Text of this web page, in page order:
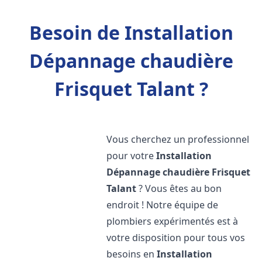
Besoin de Installation
Dépannage chaudière
Frisquet Talant ?
Vous cherchez un professionnel
pour votreInstallation
Dépannage chaudière Frisquet
Talant? Vous êtes au bon
endroit ! Notre équipe de
plombiers expérimentés est à
votre disposition pour tous vos
besoins enInstallation